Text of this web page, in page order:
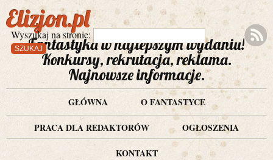
Wyszukaj na stronie:
Elizjon.pl
Fantastyka w najlepszym wydaniu!
Konkursy, rekrutacja, reklama.
Najnowsze informacje.
GŁÓWNA
O FANTASTYCE
PRACA DLA REDAKTORÓW
OGŁOSZENIA
KONTAKT